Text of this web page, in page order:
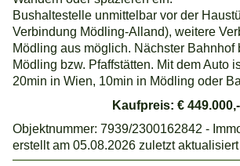
Bushaltestelle unmittelbar vor der
Verbindung Mödling-Alland), weitere
Mödling aus möglich. Nächster Bahnhof
Mödling bzw. Pfaffstätten. Mit dem Auto
20min in Wien, 10min in Mödling oder
Kaufpreis: € 449.000,-
Objektnummer: 7939/2300162842 -
erstellt am 05.08.2026 zuletzt